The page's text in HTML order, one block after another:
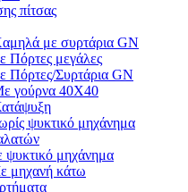
πίτσας
με συρτάρια GN
Πόρτες μεγάλες
Πόρτες/Συρτάρια GN
γούρνα 40Χ40
ψυκτικό μηχάνημα
ψυκτικό μηχάνημα
μηχανή κάτω